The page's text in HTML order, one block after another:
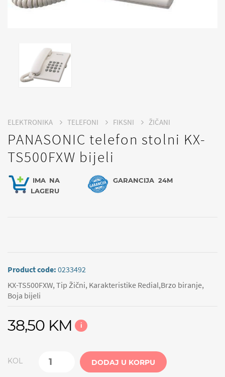
ELEKTRONIKA TELEFONI FIKSNI ŽIČANI
PANASONIC telefon stolni KX-
TS500FXW bijeli
IMA NA
LAGERU
GARANCIJA 24M
Product code: 0233492
KX-TS500FXW, Tip Žični, Karakteristike Redial,Brzo biranje,
Boja bijeli
38,50 KM i
KOL DODAJ U KORPU